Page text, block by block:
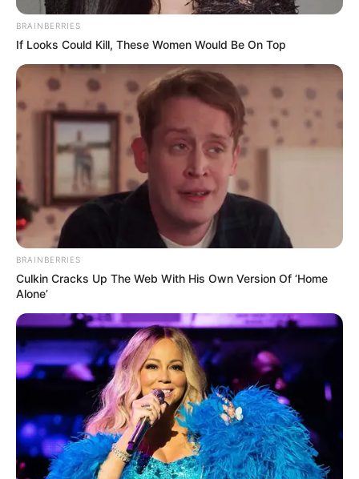
BRAINBERRIES
If Looks Could Kill, These Women Would Be On Top
BRAINBERRIES
Culkin Cracks Up The Web With His Own Version Of ‘Home
Alone’